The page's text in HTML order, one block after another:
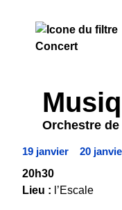
Orchestre
19 janvier
20
20h30
Lieu : l’Escale